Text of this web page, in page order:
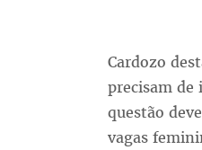
Cardozo
precisam de
questão
vagas